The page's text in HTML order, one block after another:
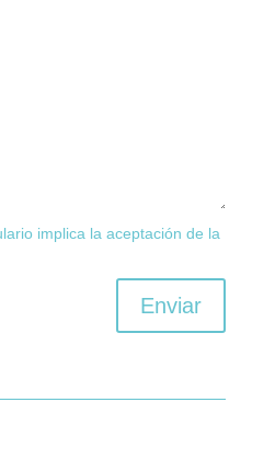
implica la aceptación de la
Enviar